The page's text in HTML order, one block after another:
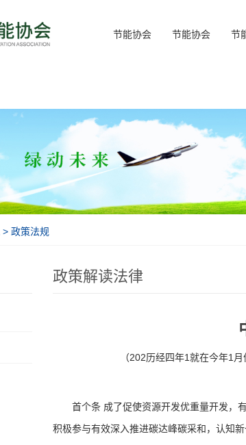
节能协会 节能协会 节
> 政策法规
政策解读法律
（202历经四年1就在今年1
首个条 成了促使资源开发优重量开发，有
积极参与有效深入推进碳达峰碳采和，认知